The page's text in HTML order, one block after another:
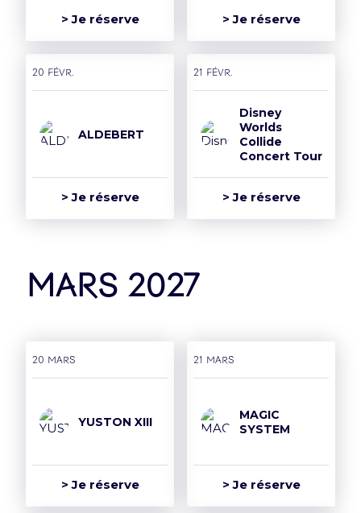
> Je réserve > Je réserve
20 févr.
ALDEBERT
> Je réserve
21 févr.
Disney
Worlds
Collide
Concert Tour
> Je réserve
mars 2027
20 mars
YUSTON XIII
> Je réserve
21 mars
MAGIC
SYSTEM
> Je réserve